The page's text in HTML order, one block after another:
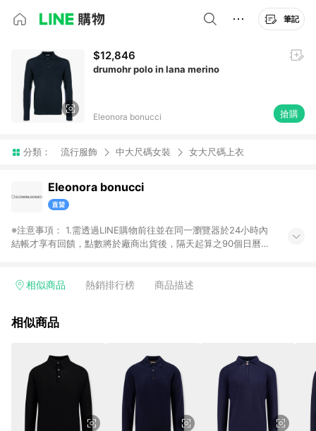
筆記
$12,846
drumohr polo in lana merino
Eleonora bonucci 搶購
分類： 流行服飾 中大尺碼女裝 女大尺碼上衣
Eleonora bonucci
※注意事項： 1.需透過LINE購物前往並在同一瀏覽器於24小時內
結帳才享有回饋，點數將於廠商出貨後，隔天起算之90個日曆天
差異。 4.若於商家App下單，不符合LINE購物導購資格。
相似商品 熱銷排行榜 商品描述
相似商品